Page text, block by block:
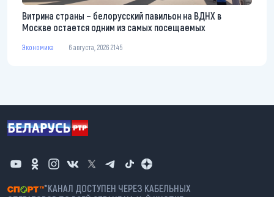
Витрина страны – белорусский павильон на ВДНХ в
Москве остается одним из самых посещаемых
Экономика 6 августа, 2026 21:45
*КАНАЛ ДОСТУПЕН ЧЕРЕЗ КАБЕЛЬНЫХ